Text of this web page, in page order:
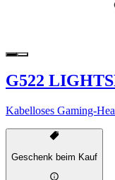
G522
Kabelloses Gaming-
Geschenk beim Kauf